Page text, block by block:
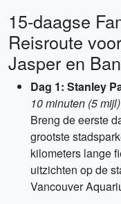
15-daagse
Reisroute
Jasper en
Dag 1: Stanley
10 minuten (5
Breng de eerste
grootste
kilometers lange
uitzichten op de
Vancouver